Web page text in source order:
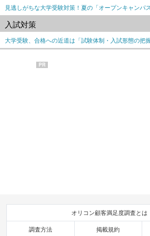
見逃しがちな大学受験対策！夏の「オープンキャンパ
入試対策
大学受験、合格への近道は「試験体制・入試形態の把握
PR
オリコン顧客満足度調査とは
調査方法 掲載規約